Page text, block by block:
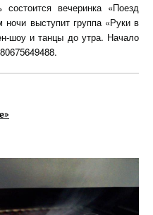
вечеринка «Поезд
выступит группа «Руки в
шоу и танцы до утра. Начало